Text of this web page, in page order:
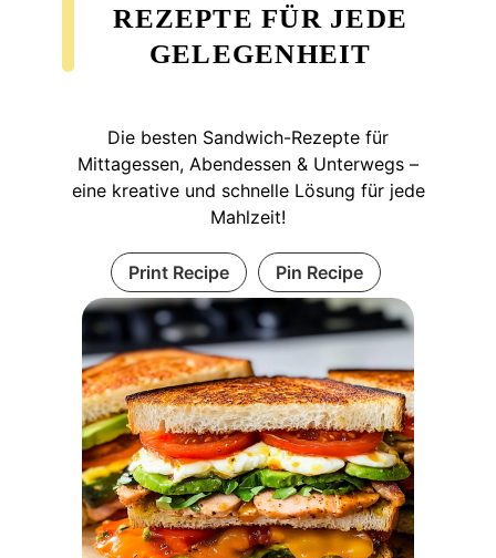
REZEPTE FÜR JEDE
GELEGENHEIT
Die besten Sandwich-Rezepte für
Mittagessen, Abendessen & Unterwegs –
eine kreative und schnelle Lösung für jede
Mahlzeit!
Print Recipe Pin Recipe